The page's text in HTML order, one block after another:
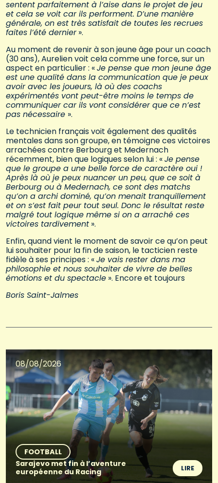
sentent parfaitement à l’aise dans le projet de jeu
et cela se voit car ils performent. D’une manière
générale, on est très satisfait de toutes les recrues
faites l’été dernier».
Au moment de revenir à son jeune âge pour un coach
(30 ans), Aurelien voit cela comme une force, sur un
aspect en particulier : «Je pense que mon jeune âge
est une qualité dans la communication que je peux
avoir avec les joueurs, là où des coachs
expérimentés vont peut-être moins le temps de
communiquer car ils vont considérer que ce n’est
pas nécessaire ».
Le technicien français voit également des qualités
mentales dans son groupe, en témoigne ces victoires
arrachées contre Berbourg et Medernach
récemment, bien que logiques selon lui : «Je pense
que le groupe a une belle force de caractère oui !
Après là où je peux nuancer un peu, que ce soit à
Berbourg ou à Medernach, ce sont des matchs
qu’on a archi dominé, qu’on menait tranquillement
et on s’est fait peur tout seul. Donc le résultat reste
malgré tout logique même si on a arraché ces
victoires tardivement ».
Enfin, quand vient le moment de savoir ce qu’on peut
lui souhaiter pour la fin de saison, le tacticien reste
fidèle à ses principes : «Je vais rester dans ma
philosophie et nous souhaiter de vivre de belles
émotions et du spectacle ». Encore et toujours
Boris Saint-Jalmes
08/08/2026
FOOTBALL
Sarajevo met fin à l’aventure
européenne du Racing
LIRE